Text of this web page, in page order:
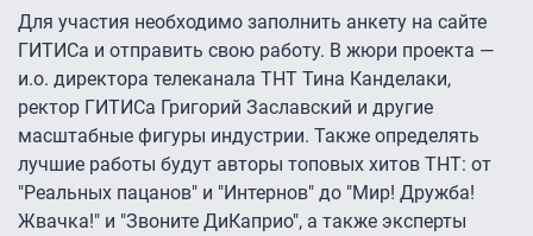
Для участия необходимо заполнить анкету на сайте
ГИТИСа и отправить свою работу. В жюри проекта —
и.о. директора телеканала ТНТ Тина Канделаки,
ректор ГИТИСа Григорий Заславский и другие
масштабные фигуры индустрии. Также определять
лучшие работы будут авторы топовых хитов ТНТ: от
"Реальных пацанов" и "Интернов" до "Мир! Дружба!
Жвачка!" и "Звоните ДиКаприо", а также эксперты